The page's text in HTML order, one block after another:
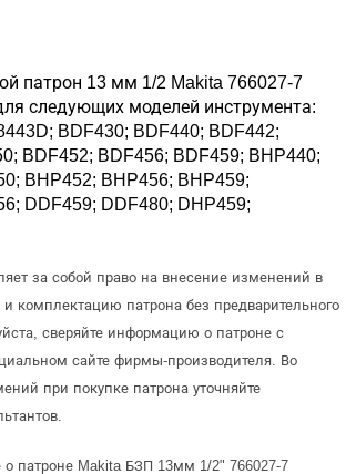
патрон 13 мм 1/2 Makita 766027-7
следующих моделей инструмента:
BDF430; BDF440; BDF442;
BDF452; BDF456; BDF459; BHP440;
BHP452; BHP456; BHP459;
DDF459; DDF480; DHP459;
за собой право на внесение изменений в
комплектацию патрона без предварительного
сверяйте информацию о патроне с
сайте фирмы-производителя. Во
при покупке патрона уточняйте
патроне Makita БЗП 13мм 1/2" 766027-7